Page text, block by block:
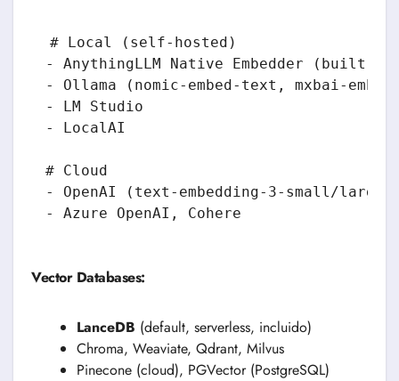
# Local (self-hosted)
- AnythingLLM Native Embedder (built-
- Ollama (nomic-embed-text, mxbai-
- LM Studio
- LocalAI
# Cloud
- OpenAI (text-embedding-3-small/large)
Vector Databases:
LanceDB (default, serverless, incluido)
Chroma, Weaviate, Qdrant, Milvus
Pinecone (cloud), PGVector (PostgreSQL)